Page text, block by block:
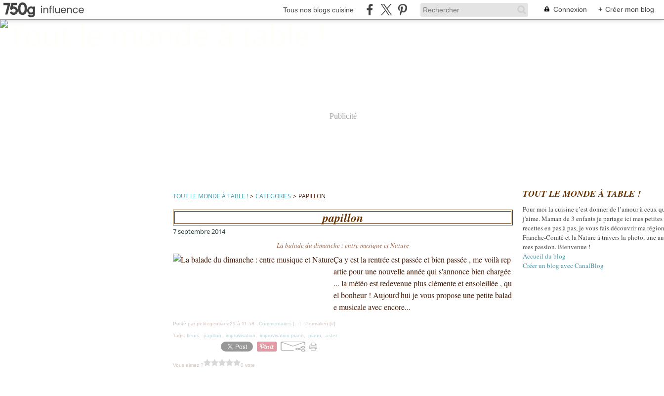
Tous nos blogs cuisine Connexion + Créer mon blog
Publicité
TOUT LE MONDE À TABLE ! > CATEGORIES > PAPILLON
papillon
7 septembre 2014
La balade du dimanche : entre musique et Nature
Ça y est la rentrée est passée et bien passée , me voilà rep
artie pour une nouvelle année qui s'annonce bien chargée
... la météo est redevenue plus clémente et ensoleillée , qu
el bonheur ! Aujourd'hui je vous propose une petite balad
e musicale avec encore...
Posté par petitegentiane25 à 11:58 - Commentaires [ ] - Permalien [#]
Tags: fleurs papillon improvisation improvisation piano piano aster
Vous aimez ? 0 vote
TOUT LE MONDE À TABLE !
Pour moi la cuisine c’est donner de l’amour à ceux
j'aime. Maman de 3 enfants je partage ici mes petites
recettes en pas à pas, je vous fais découvrir ma
Franche-Comté et la Nature à travers la photo, une
mes passion. Bienvenue !
Accueil du blog
Créer un blog avec CanalBlog